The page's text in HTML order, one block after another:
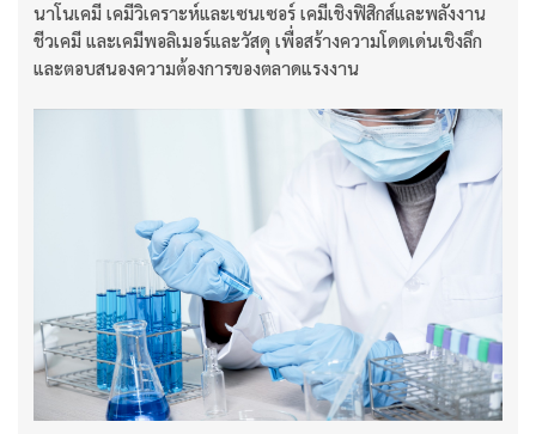
นาโนเคมี เคมีวิเคราะห์และเซนเซอร์ เคมีเชิงฟิสิกส์และพลังงาน
ชีวเคมี และเคมีพอลิเมอร์และวัสดุ เพื่อสร้างความโดดเด่นเชิงลึก
และตอบสนองความต้องการของตลาดแรงงาน